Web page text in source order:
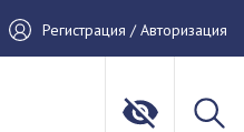
Регистрация / Авторизация